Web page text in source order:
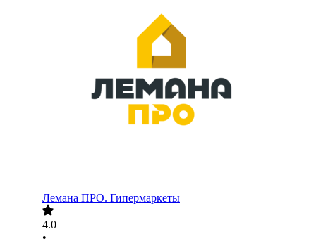
Лемана ПРО. Гипермаркеты
4.0
•